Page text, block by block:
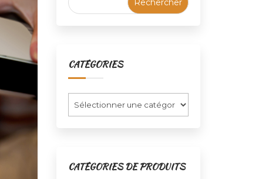
CATÉGORIES
CATÉGORIES DE PRODUITS